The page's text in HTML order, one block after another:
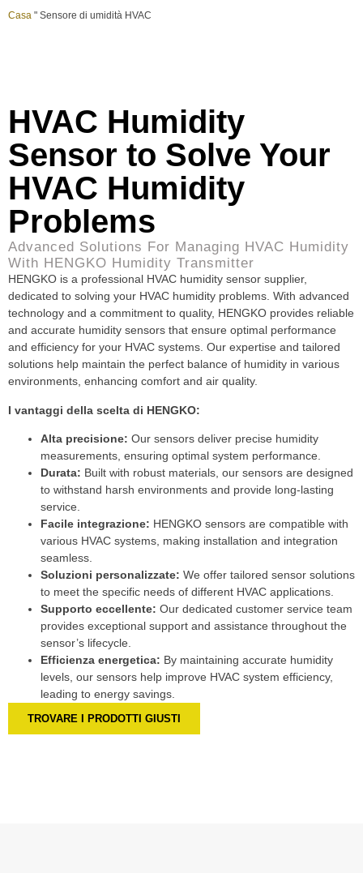
Casa " Sensore di umidità HVAC
HVAC Humidity
Sensor to Solve Your
HVAC Humidity
Problems
Advanced Solutions For Managing HVAC Humidity
With HENGKO Humidity Transmitter
HENGKO is a professional HVAC humidity sensor supplier,
dedicated to solving your HVAC humidity problems. With advanced
technology and a commitment to quality, HENGKO provides reliable
and accurate humidity sensors that ensure optimal performance
and efficiency for your HVAC systems. Our expertise and tailored
solutions help maintain the perfect balance of humidity in various
environments, enhancing comfort and air quality.
I vantaggi della scelta di HENGKO:
Alta precisione: Our sensors deliver precise humidity
measurements, ensuring optimal system performance.
Durata: Built with robust materials, our sensors are designed
to withstand harsh environments and provide long-lasting
service.
Facile integrazione: HENGKO sensors are compatible with
various HVAC systems, making installation and integration
seamless.
Soluzioni personalizzate: We offer tailored sensor solutions
to meet the specific needs of different HVAC applications.
Supporto eccellente: Our dedicated customer service team
provides exceptional support and assistance throughout the
sensor’s lifecycle.
Efficienza energetica: By maintaining accurate humidity
levels, our sensors help improve HVAC system efficiency,
leading to energy savings.
TROVARE I PRODOTTI GIUSTI